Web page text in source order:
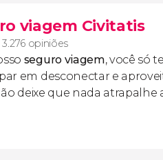
viagem Civitatis
3.276 opiniões
seguro viagem, você só
em desconectar e
deixe que nada atrapalhe